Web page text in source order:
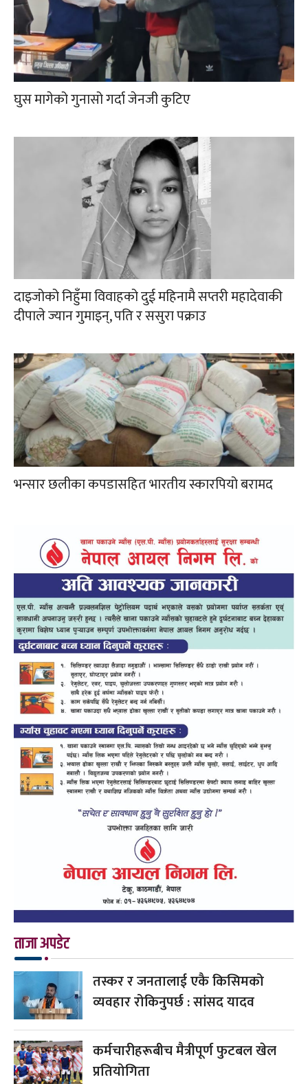
घुस मागेको गुनासो गर्दा जेनजी कुटिए
दाइजोको निहुँमा विवाहको दुई महिनामै सप्तरी महादेवाकी
दीपाले ज्यान गुमाइन्, पति र ससुरा पक्राउ
भन्सार छलीका कपडासहित भारतीय स्कारपियो बरामद
ताजा अपडेट
तस्कर र जनतालाई एकै किसिमको
व्यवहार रोकिनुपर्छ : सांसद यादव
कर्मचारीहरूबीच मैत्रीपूर्ण फुटबल खेल
प्रतियोगिता